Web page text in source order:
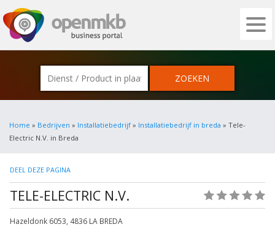
OPENMKB - DE ZAKELIJKE PORTAL
Home » Bedrijven » Installatiebedrijf » Installatiebedrijf in breda » Tele-
Electric N.V. in Breda
DEEL DEZE PAGINA
TELE-ELECTRIC N.V.
Hazeldonk 6053, 4836 LA BREDA